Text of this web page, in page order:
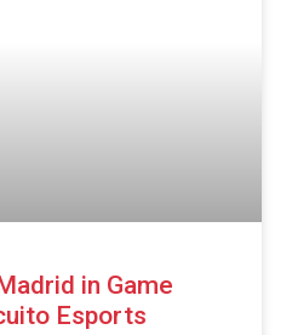
in Game
Esports